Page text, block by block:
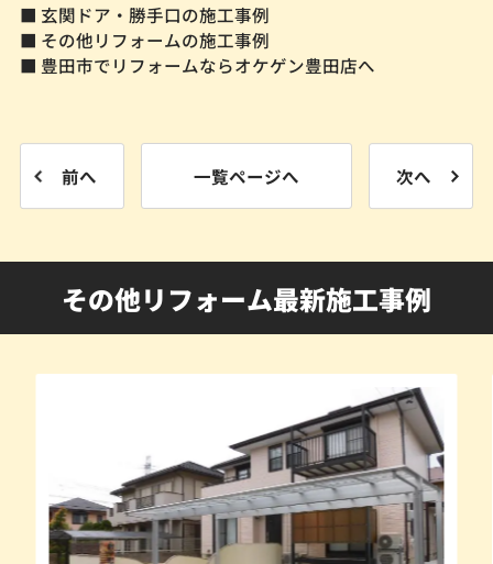
■ 玄関ドア・勝手口の施工事例
■ その他リフォームの施工事例
■ 豊田市でリフォームならオケゲン豊田店へ
前へ 一覧ページへ 次へ
その他リフォーム最新施工事例